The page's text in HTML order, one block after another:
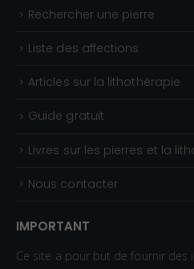
Rechercher une pierre
Liste des affections
Articles sur la lithothérapie
Guide gratuit
Livres sur les pierres et la
Nous contacter
IMPORTANT
Ce site a pour but de fournir des